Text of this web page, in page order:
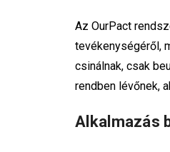
Az OurPact
tevékenységéről,
csinálnak, csak
rendben lévőnek,
Alkalmazás